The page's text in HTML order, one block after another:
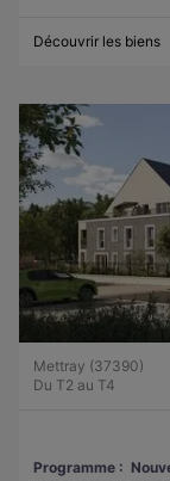
Découvrir les biens
Mettray (37390)
Du T2 au T4
Programme :